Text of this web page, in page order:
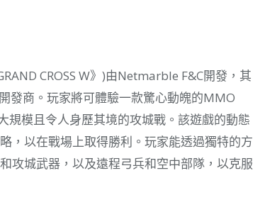
CROSS W》)由Netmarble F&C開發，其
發商。玩家將可體驗一款驚心動魄的MMO
規模且令人身歷其境的攻城戰。該遊戲的動態
，以在戰場上取得勝利。玩家能透過獨特的方
攻城武器，以及遠程弓兵和空中部隊，以克服